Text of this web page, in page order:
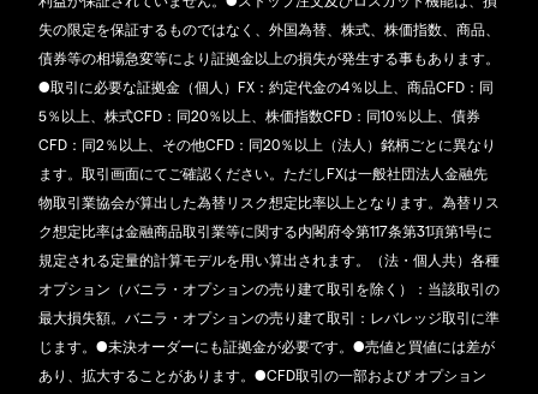
失の限定を保証するものではなく、外国為替、株式、株価指数、商品、
債券等の相場急変等により証拠金以上の損失が発生する事もあります。
●取引に必要な証拠金（個人）FX：約定代金の4％以上、商品CFD：同
5％以上、株式CFD：同20％以上、株価指数CFD：同10％以上、債券
CFD：同2％以上、その他CFD：同20％以上（法人）銘柄ごとに異なり
ます。取引画面にてご確認ください。ただしFXは一般社団法人金融先
物取引業協会が算出した為替リスク想定比率以上となります。為替リス
ク想定比率は金融商品取引業等に関する内閣府令第117条第31項第1号に
規定される定量的計算モデルを用い算出されます。（法・個人共）各種
オプション（バニラ・オプションの売り建て取引を除く）：当該取引の
最大損失額。バニラ・オプションの売り建て取引：レバレッジ取引に準
じます。●未決オーダーにも証拠金が必要です。●売値と買値には差が
あり、拡大することがあります。●CFD取引の一部および オプション